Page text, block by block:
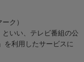
ク）
といい、テレビ番組の公
を利用したサービスに